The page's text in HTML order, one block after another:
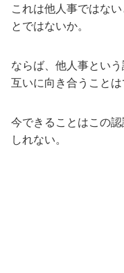
これは他人事ではな
とではないか。
ならば、他人事とい
互いに向き合うことは
今できることはこの
しれない。